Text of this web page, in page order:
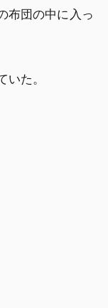
布団の中に入っ
た。